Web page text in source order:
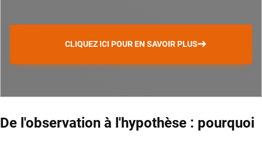
CLIQUEZ ICI POUR EN SAVOIR PLUS
De l'observation à l'hypothèse : pourquoi